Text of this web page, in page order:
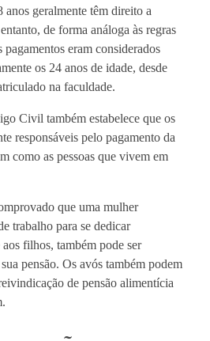
anos geralmente têm direito a
de forma análoga às regras
eram considerados
os 24 anos de idade, desde
na faculdade.
Civil também estabelece que os
responsáveis ​​pelo pagamento da
como as pessoas que vivem em
que uma mulher
trabalho para se dedicar
filhos, também pode ser
pensão. Os avós também podem
de pensão alimentícia